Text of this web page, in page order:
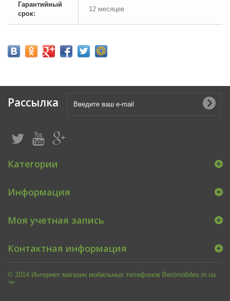
Гарантийный
срок:
12 месяцев
Рассылка
Категории
Информация
© 2014 Интернет магазин мобильных телефонов Bestmobiles.in.ua
™
Моя учетная запись
Контактная информация